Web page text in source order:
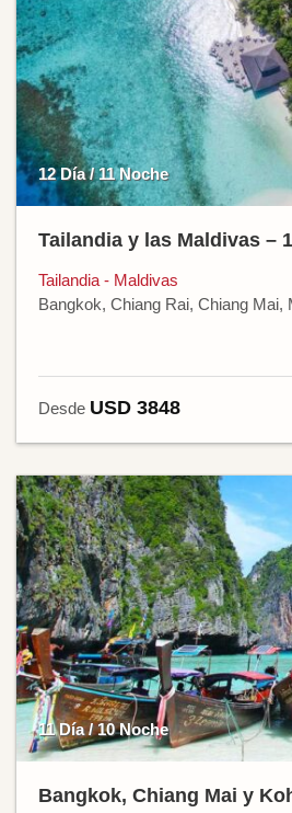
12 Día / 11 Noche
Tailandia y las Maldivas –
Tailandia - Maldivas
Bangkok, Chiang Rai, Chiang Mai,
Desde USD 3848
11 Día / 10 Noche
Bangkok, Chiang Mai y